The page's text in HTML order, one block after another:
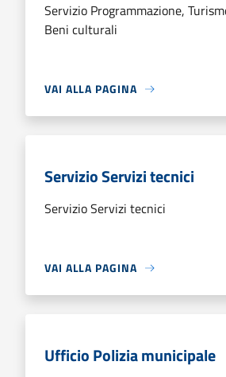
Servizio Programmazione,
Beni culturali
VAI ALLA PAGINA
Servizio Servizi tecnici
Servizio Servizi tecnici
VAI ALLA PAGINA
Ufficio Polizia municipale